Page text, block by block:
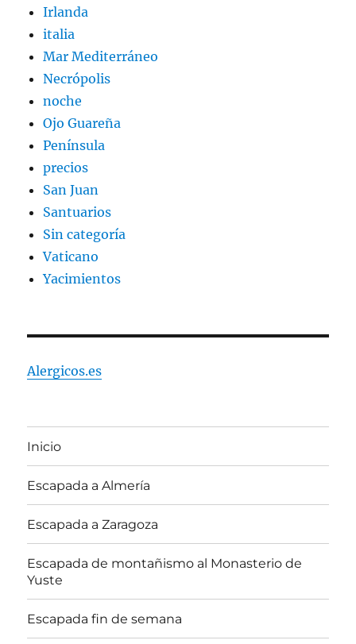
Irlanda
italia
Mar Mediterráneo
Necrópolis
noche
Ojo Guareña
Península
precios
San Juan
Santuarios
Sin categoría
Vaticano
Yacimientos
Alergicos.es
Inicio
Escapada a Almería
Escapada a Zaragoza
Escapada de montañismo al Monasterio de
Yuste
Escapada fin de semana